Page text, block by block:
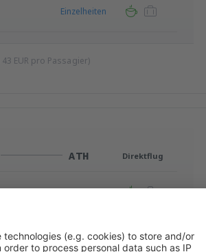
Einzelheiten
43 EUR pro Passagier)
ATH Direktflug
Einzelheiten